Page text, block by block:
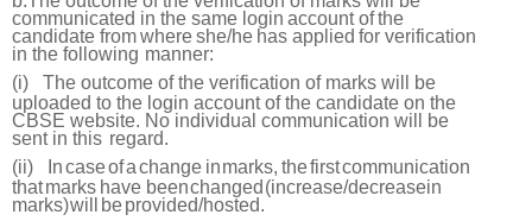
communicated in the same login account ofthe
candidate fromwhere she/he has applied for verification
in the following manner:
(i)
The outcome of the verification of marks will be
uploaded to the login account of the candidate on the
CBSE website. No individual communication will be
sent in this regard.
(ii)
Incaseofachange inmarks, thefirstcommunication
thatmarks have beenchanged (increase/decreasein
marks)will beprovided/hosted.